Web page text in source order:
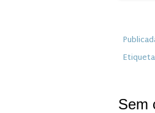
Sem